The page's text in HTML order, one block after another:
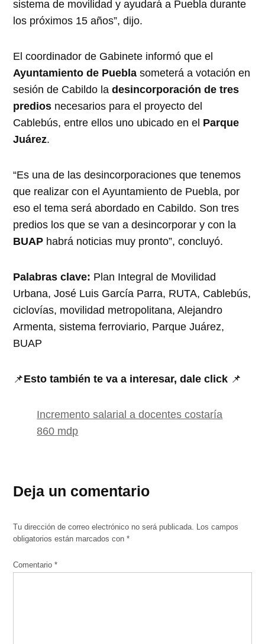
sistema de movilidad y ayudará a Puebla durante
los próximos 15 años”, dijo.
El coordinador de Gabinete informó que el
Ayuntamiento de Puebla someterá a votación en
sesión de Cabildo ladesincorporación de tres
predios necesarios para el proyecto del
Cablebús, entre ellos uno ubicado en el Parque
Juárez.
“Es una de las desincorporaciones que tenemos
que realizar con el Ayuntamiento de Puebla, por
eso el tema será abordado en Cabildo. Son tres
predios los que se van a desincorporar y con la
BUAP habrá noticias muy pronto”, concluyó.
Palabras clave: Plan Integral de Movilidad
Urbana, José Luis García Parra, RUTA, Cablebús,
ciclovías, movilidad metropolitana, Alejandro
Armenta, sistema ferroviario, Parque Juárez,
BUAP
📌Esto también te va a interesar, dale click 📌
Incremento salarial a docentes costaría
860 mdp
Deja un comentario
Tu dirección de correo electrónico no será publicada. Los campos
obligatorios están marcados con*
Comentario*